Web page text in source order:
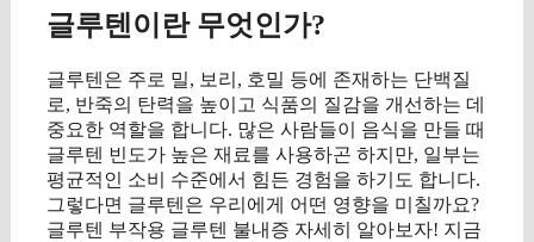
글루텐이란 무엇인가?
글루텐은 주로 밀, 보리, 호밀 등에 존재하는 단백질
로, 반죽의 탄력을 높이고 식품의 질감을 개선하는 데
중요한 역할을 합니다. 많은 사람들이 음식을 만들 때
글루텐 빈도가 높은 재료를 사용하곤 하지만, 일부는
평균적인 소비 수준에서 힘든 경험을 하기도 합니다.
그렇다면 글루텐은 우리에게 어떤 영향을 미칠까요?
글루텐 부작용 글루텐 불내증 자세히 알아보자! 지금